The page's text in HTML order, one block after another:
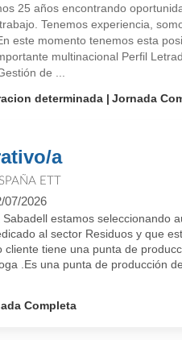
25 años encontrando
Tenemos experiencia,
este momento tenemos esta
multinacional Perfil
de ...
determinada Jornada
a
ETT
07/2026
estamos seleccionando
al sector Residuos y que
cliente tiene una punta de
.Es una punta de producción
Completa